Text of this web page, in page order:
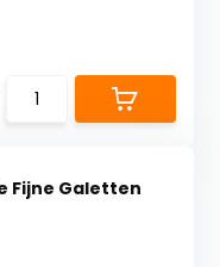
Fijne Galetten